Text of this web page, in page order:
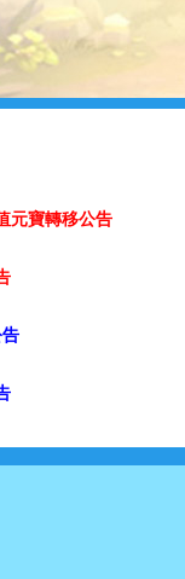
元寶轉移公告
告